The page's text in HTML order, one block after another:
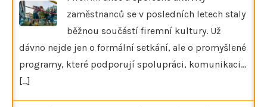
zaměstnanců se v posledních letech staly
běžnou součástí firemní kultury. Už
dávno nejde jen o formální setkání, ale o promyšlené
programy, které podporují spolupráci, komunikaci…
[...]